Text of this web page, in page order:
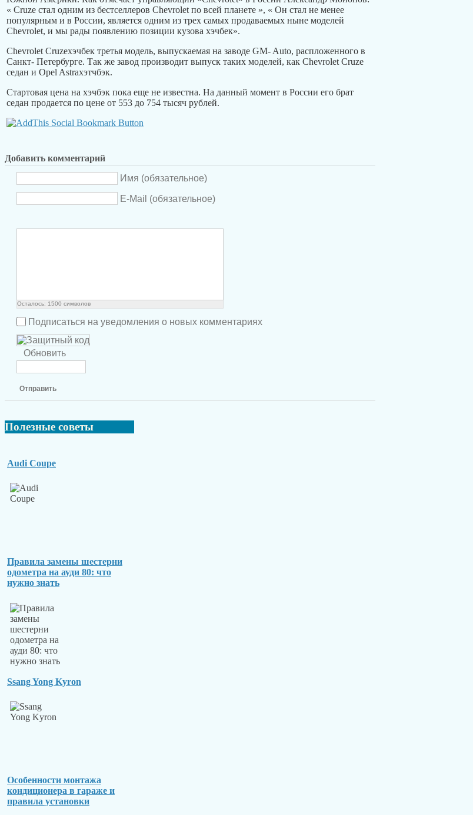
« Cruze стал одним из бестселлеров Chevrolet по всей планете », « Он стал не менее
популярным и в России, является одним из трех самых продаваемых ныне моделей
Chevrolet, и мы рады появлению позиции кузова хэчбек».
Chevrolet Cruzeхэчбек третья модель, выпускаемая на заводе GM- Auto, распложенного в
Санкт- Петербурге. Так же завод производит выпуск таких моделей, как Chevrolet Cruze
седан и Opel Astraхэтчбэк.
Стартовая цена на хэчбэк пока еще не известна. На данный момент в России его брат
седан продается по цене от 553 до 754 тысяч рублей.
Добавить комментарий
Имя (обязательное)
E-Mail (обязательное)
Осталось: 1500 символов
Подписаться на уведомления о новых комментариях
Обновить
Отправить
Полезные советы
Audi Coupe
Правила замены шестерни
одометра на ауди 80: что
нужно знать
Ssang Yong Kyron
Особенности монтажа
кондиционера в гараже и
правила установки